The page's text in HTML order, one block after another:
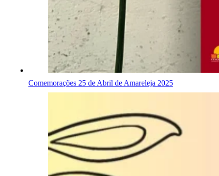
Comemorações 25 de Abril de Amareleja 2025